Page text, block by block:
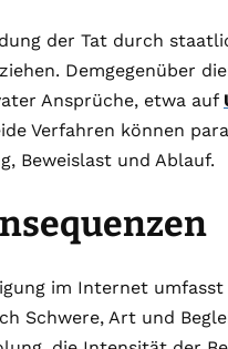
der Tat durch
Demgegenüber
Ansprüche, etwa auf
Verfahren können
Beweislast und Ablauf.
im Internet
Schwere, Art und